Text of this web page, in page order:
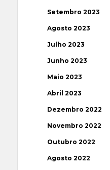
Setembro 2023
Agosto 2023
Julho 2023
Junho 2023
Maio 2023
Abril 2023
Dezembro 2022
Novembro 2022
Outubro 2022
Agosto 2022